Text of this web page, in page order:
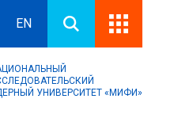
EN
УНИВЕРСИТЕТ «МИФИ»